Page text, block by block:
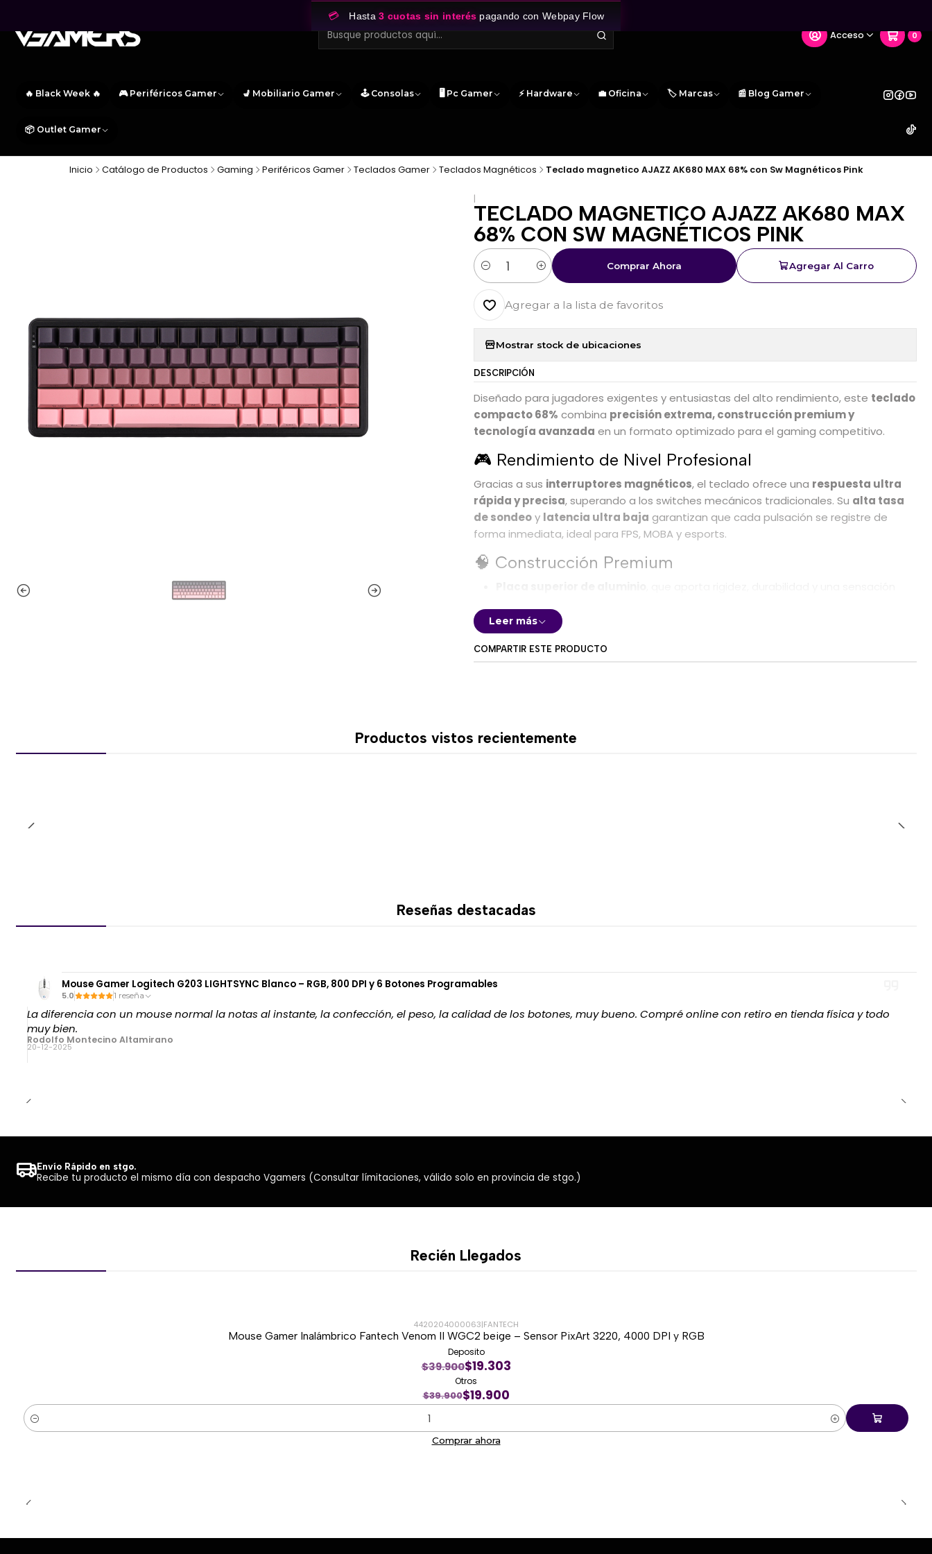
Acceso 0
🔥 Black Week 🔥 🎮 Periféricos Gamer 💺 Mobiliario Gamer 🕹️ Consolas 🖥️ Pc Gamer ⚡ Hardware 💼 Oficina 🏷️ Marcas 📰 Blog Gamer
📦 Outlet Gamer
💳 Hasta3 cuotas sin interés pagando con Webpay Flow
Inicio Catálogo de Productos Gaming Periféricos Gamer Teclados Gamer Teclados Magnéticos Teclado magnetico AJAZZ AK680 MAX 68% con Sw Magnéticos Pink
|
TECLADO MAGNETICO AJAZZ AK680 MAX
68% CON SW MAGNÉTICOS PINK
Cantidad
Agregar Al Carro
Comprar Ahora
Agregar a la lista de favoritos
Mostrar stock de ubicaciones
DESCRIPCIÓN
Diseñado para jugadores exigentes y entusiastas del alto rendimiento, este teclado
compacto 68% combina precisión extrema, construcción premium y
tecnología avanzada en un formato optimizado para el gaming competitivo.
🎮 Rendimiento de Nivel Profesional
Gracias a sus interruptores magnéticos, el teclado ofrece una respuesta ultra
rápida y precisa, superando a los switches mecánicos tradicionales. Su alta tasa
de sondeoy latencia ultra baja garantizan que cada pulsación se registre de
forma inmediata, ideal para FPS, MOBA y esports.
🧠 Construcción Premium
PCB hot-swappable
necesidad de soldar, ideal para personalización y mantenimiento
🔌 Conectividad Estable
Placa de aluminio + PCB hot-swappable
Leer más
COMPARTIR ESTE PRODUCTO
Productos vistos recientemente
Reseñas destacadas
Mouse Gamer Logitech G203 LIGHTSYNC Blanco – RGB, 800 DPI y 6 Botones Programables
5.0 1 reseña
La diferencia con un mouse normal la notas al instante, la confección, el peso, la calidad de los botones, muy bueno. Compré online con retiro en tienda física y todo
muy bien.
Rodolfo Montecino Altamirano
20-12-2025
Envío Rápido en stgo.
Recibe tu producto el mismo día con despacho Vgamers (Consultar límitaciones, válido solo en provincia de stgo.)
Recién Llegados
4420204000063|FANTECH
Mouse Gamer Inalámbrico Fantech Venom II WGC2 beige – Sensor PixArt 3220, 4000 DPI y RGB
Deposito
$39.900$19.303
Otros
$39.900$19.900
Cantidad
Comprar ahora